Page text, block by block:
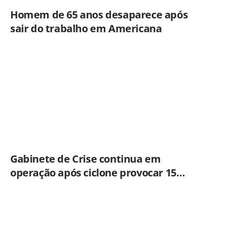
Homem de 65 anos desaparece após
sair do trabalho em Americana
Gabinete de Crise continua em
operação após ciclone provocar 15